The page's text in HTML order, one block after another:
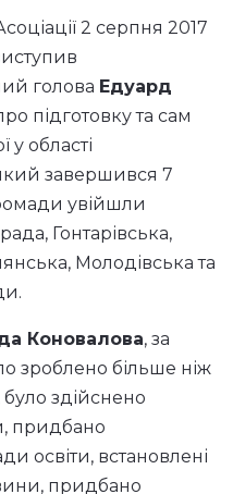
2 серпня 2017
голова Едуард
підготовку та сам
області
завершився 7
увійшли
Гонтарівська,
Молодівська та
Коновалова, за
зроблено більше ніж
було здійснено
придбано
освіти, встановлені
придбано